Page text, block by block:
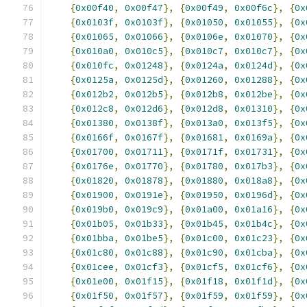
{0x00f40, 0x00f47}, {0x00f49, 0x00f6c}, {
{0x0103f, 0x0103f}, {0x01050, 0x01055}, {
{0x01065, 0x01066}, {0x0106e, 0x01070}, {
{0x010a0, 0x010c5}, {0x010c7, 0x010c7}, {
{0x010fc, 0x01248}, {0x0124a, 0x0124d}, {
{0x0125a, 0x0125d}, {0x01260, 0x01288}, {
{0x012b2, 0x012b5}, {0x012b8, 0x012be}, {
{0x012c8, 0x012d6}, {0x012d8, 0x01310}, {
{0x01380, 0x0138f}, {0x013a0, 0x013f5}, {
{0x0166f, 0x0167f}, {0x01681, 0x0169a}, {
{0x01700, 0x01711}, {0x0171f, 0x01731}, {
{0x0176e, 0x01770}, {0x01780, 0x017b3}, {
{0x01820, 0x01878}, {0x01880, 0x018a8}, {
{0x01900, 0x0191e}, {0x01950, 0x0196d}, {
{0x019b0, 0x019c9}, {0x01a00, 0x01a16}, {
{0x01b05, 0x01b33}, {0x01b45, 0x01b4c}, {
{0x01bba, 0x01be5}, {0x01c00, 0x01c23}, {
{0x01c80, 0x01c88}, {0x01c90, 0x01cba}, {
{0x01cee, 0x01cf3}, {0x01cf5, 0x01cf6}, {
{0x01e00, 0x01f15}, {0x01f18, 0x01f1d}, {
{0x01f50, 0x01f57}, {0x01f59, 0x01f59}, {